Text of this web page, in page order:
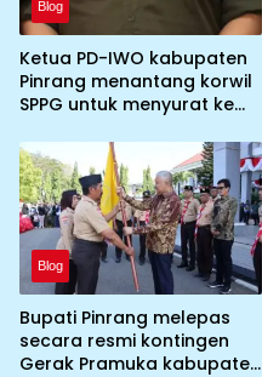
Blog
Ketua PD-IWO kabupaten
Pinrang menantang korwil
SPPG untuk menyurat ke
yang tidak memenuhi
syarat standar dan
persyaratan teknis
Blog
Bupati Pinrang melepas
secara resmi kontingen
Gerak Pramuka kabupaten